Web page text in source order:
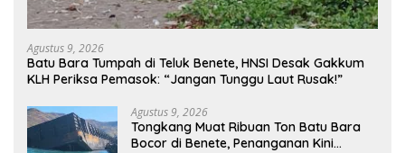
Agustus 9, 2026
Batu Bara Tumpah di Teluk Benete, HNSI Desak Gakkum
KLH Periksa Pemasok: “Jangan Tunggu Laut Rusak!”
Agustus 9, 2026
Tongkang Muat Ribuan Ton Batu Bara
Bocor di Benete, Penanganan Kini